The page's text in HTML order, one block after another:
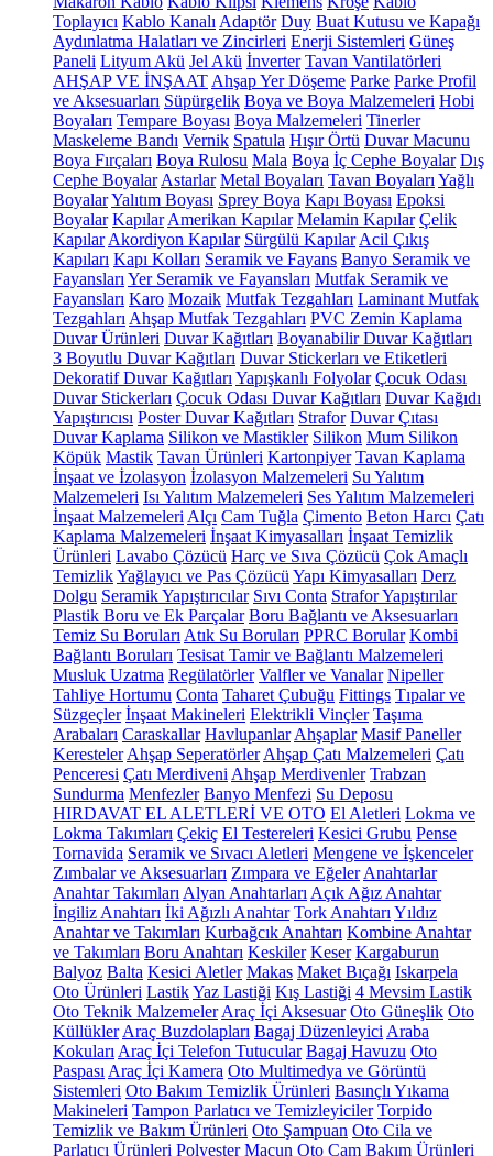
Toplayıcı Kablo Kanalı Adaptör Duy Buat Kutusu ve Kapağı
Aydınlatma Halatları ve Zincirleri Enerji Sistemleri Güneş
Paneli Lityum Akü Jel Akü İnverter Tavan Vantilatörleri
AHŞAP VE İNŞAAT Ahşap Yer Döşeme Parke Parke Profil
ve Aksesuarları Süpürgelik Boya ve Boya Malzemeleri Hobi
Boyaları Tempare Boyası Boya Malzemeleri Tinerler
Maskeleme Bandı Vernik Spatula Hışır Örtü Duvar Macunu
Boya Fırçaları Boya Rulosu Mala Boya İç Cephe Boyalar Dış
Cephe Boyalar Astarlar Metal Boyaları Tavan Boyaları Yağlı
BoyalarYalıtım Boyası Sprey Boya Kapı Boyası Epoksi
Boyalar Kapılar Amerikan Kapılar Melamin Kapılar Çelik
Kapılar Akordiyon Kapılar Sürgülü Kapılar Acil Çıkış
Kapıları Kapı Kolları Seramik ve Fayans Banyo Seramik ve
Fayansları Yer Seramik ve Fayansları Mutfak Seramik ve
Fayansları Karo Mozaik Mutfak Tezgahları Laminant Mutfak
Tezgahları Ahşap Mutfak Tezgahları PVC Zemin Kaplama
Duvar Ürünleri Duvar Kağıtları Boyanabilir Duvar Kağıtları
3 Boyutlu Duvar Kağıtları Duvar Stickerları ve Etiketleri
Dekoratif Duvar Kağıtları Yapışkanlı Folyolar Çocuk Odası
Duvar Stickerları Çocuk Odası Duvar Kağıtları Duvar Kağıdı
Yapıştırıcısı Poster Duvar Kağıtları Strafor Duvar Çıtası
Duvar Kaplama Silikon ve Mastikler Silikon Mum Silikon
Köpük Mastik Tavan Ürünleri Kartonpiyer Tavan Kaplama
İnşaat ve İzolasyon İzolasyon Malzemeleri Su Yalıtım
Malzemeleri Isı Yalıtım Malzemeleri Ses Yalıtım Malzemeleri
İnşaat Malzemeleri Alçı Cam Tuğla Çimento Beton Harcı Çatı
Kaplama Malzemeleri İnşaat Kimyasalları İnşaat Temizlik
Ürünleri Lavabo Çözücü Harç ve Sıva Çözücü Çok Amaçlı
TemizlikYağlayıcı ve Pas Çözücü Yapı Kimyasalları Derz
Dolgu Seramik Yapıştırıcılar Sıvı Conta Strafor Yapıştırılar
Plastik Boru ve Ek Parçalar Boru Bağlantı ve Aksesuarları
Temiz Su Boruları Atık Su Boruları PPRC Borular Kombi
Bağlantı Boruları Tesisat Tamir ve Bağlantı Malzemeleri
Musluk Uzatma Regülatörler Valfler ve Vanalar Nipeller
Tahliye Hortumu Conta Taharet Çubuğu Fittings Tıpalar ve
Süzgeçler İnşaat Makineleri Elektrikli Vinçler Taşıma
Arabaları Caraskallar Havlupanlar Ahşaplar Masif Paneller
Keresteler Ahşap Seperatörler Ahşap Çatı Malzemeleri Çatı
Penceresi Çatı Merdiveni Ahşap Merdivenler Trabzan
Sundurma Menfezler Banyo Menfezi Su Deposu
HIRDAVAT EL ALETLERİ VE OTO El Aletleri Lokma ve
Lokma Takımları Çekiç El Testereleri Kesici Grubu Pense
Tornavida Seramik ve Sıvacı Aletleri Mengene ve İşkenceler
Zımbalar ve Aksesuarları Zımpara ve Eğeler Anahtarlar
Anahtar Takımları Alyan Anahtarları Açık Ağız Anahtar
İngiliz Anahtarı İki Ağızlı Anahtar Tork Anahtarı Yıldız
Anahtar ve Takımları Kurbağcık Anahtarı Kombine Anahtar
ve Takımları Boru Anahtarı Keskiler Keser Kargaburun
Balyoz Balta Kesici Aletler Makas Maket Bıçağı Iskarpela
Oto Ürünleri LastikYaz Lastiği Kış Lastiği 4 Mevsim Lastik
Oto Teknik Malzemeler Araç İçi Aksesuar Oto Güneşlik Oto
Küllükler Araç Buzdolapları Bagaj Düzenleyici Araba
Kokuları Araç İçi Telefon Tutucular Bagaj Havuzu Oto
Paspası Araç İçi Kamera Oto Multimedya ve Görüntü
Sistemleri Oto Bakım Temizlik Ürünleri Basınçlı Yıkama
Makineleri Tampon Parlatıcı ve Temizleyiciler Torpido
Temizlik ve Bakım Ürünleri Oto Şampuan Oto Cila ve
Parlatıcı Ürünleri Polyester Macun Oto Cam Bakım Ürünleri